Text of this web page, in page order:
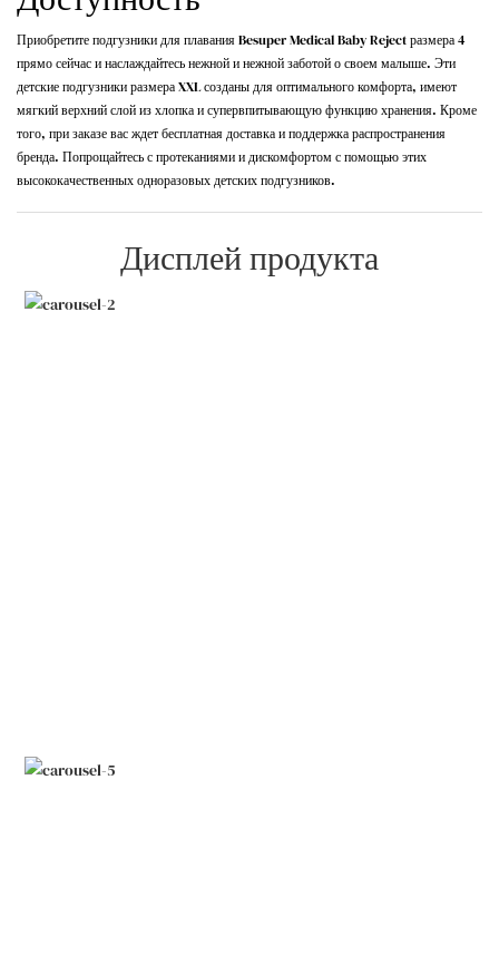
Приобретите подгузники для плавания Besuper Medical Baby Reject размера 4
прямо сейчас и наслаждайтесь нежной и нежной заботой о своем малыше. Эти
детские подгузники размера XXL созданы для оптимального комфорта, имеют
мягкий верхний слой из хлопка и супервпитывающую функцию хранения. Кроме
того, при заказе вас ждет бесплатная доставка и поддержка распространения
бренда. Попрощайтесь с протеканиями и дискомфортом с помощью этих
высококачественных одноразовых детских подгузников.
Дисплей продукта